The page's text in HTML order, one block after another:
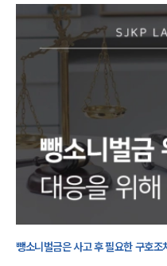
뉴스레
대륜법
대륜
뺑소니벌금은 사고 후 필요한 구호